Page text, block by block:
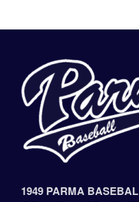
1949 PARMA